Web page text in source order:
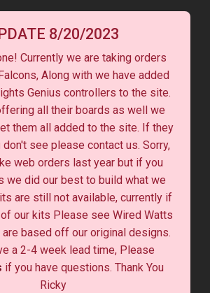
8/20/2023
Currently we are taking orders
Along with we have added
Genius controllers to the site.
all their boards as well we
them all added to the site. If they
don't see please contact us. Sorry,
web orders last year but if you
we did our best to build what we
are still not available, currently if
our kits Please see Wired Watts
based off our original designs.
a 2-4 week lead time, Please
if you have questions. Thank You
Ricky